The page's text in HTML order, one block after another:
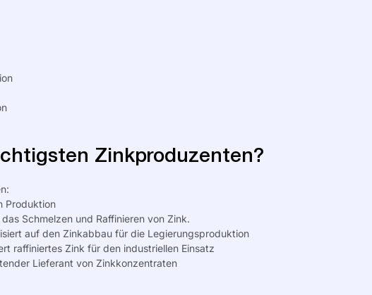
Zinkproduzenten?
Produktion
Schmelzen und Raffinieren von Zink.
auf den Zinkabbau für die Legierungsproduktion
raffiniertes Zink für den industriellen Einsatz
Lieferant von Zinkkonzentraten